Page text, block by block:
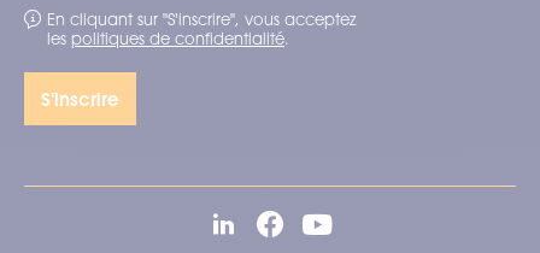
En cliquant sur "S'inscrire", vous acceptez
les politiques de confidentialité.